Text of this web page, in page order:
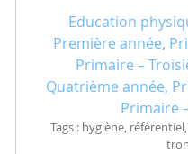
Education
Première année,
Primaire –
Quatrième année,
Primaire
Tags : hygiène,